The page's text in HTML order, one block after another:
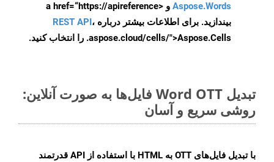
Aspose.Words
و <a href=“https://apireference
بیندازید. برای اطلاعات بیشتر درباره REST API،
.aspose.cloud/cells/">Aspose.Cells را انتخاب کنید.
تبدیل Word OTT فایل‌ها به صورت آنلاین:
روشی سریع و آسان
با تبدیل فایل‌های OTT به HTML با استفاده از API قدرتمند